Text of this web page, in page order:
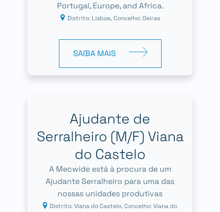
Portugal, Europe, and Africa.
Distrito: Lisboa, Concelho: Oeiras
SAIBA MAIS
Ajudante de
Serralheiro (M/F) Viana
do Castelo
A Mecwide está à procura de um
Ajudante Serralheiro para uma das
nossas unidades produtivas
Distrito: Viana do Castelo, Concelho: Viana do